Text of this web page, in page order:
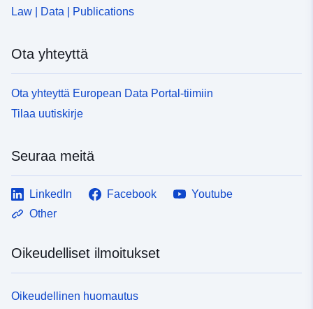
Law | Data | Publications
Ota yhteyttä
Ota yhteyttä European Data Portal-tiimiin
Tilaa uutiskirje
Seuraa meitä
LinkedIn Facebook
Youtube
Other
Oikeudelliset ilmoitukset
Oikeudellinen huomautus